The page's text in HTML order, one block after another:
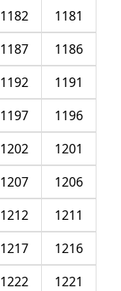
1181
1182
1186
1187
1191
1192
1196
1197
1201
1202
1206
1207
1211
1212
1216
1217
1221
1222